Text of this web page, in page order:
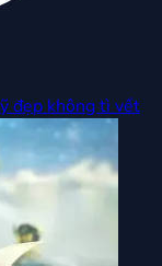
đẹp không tì vết